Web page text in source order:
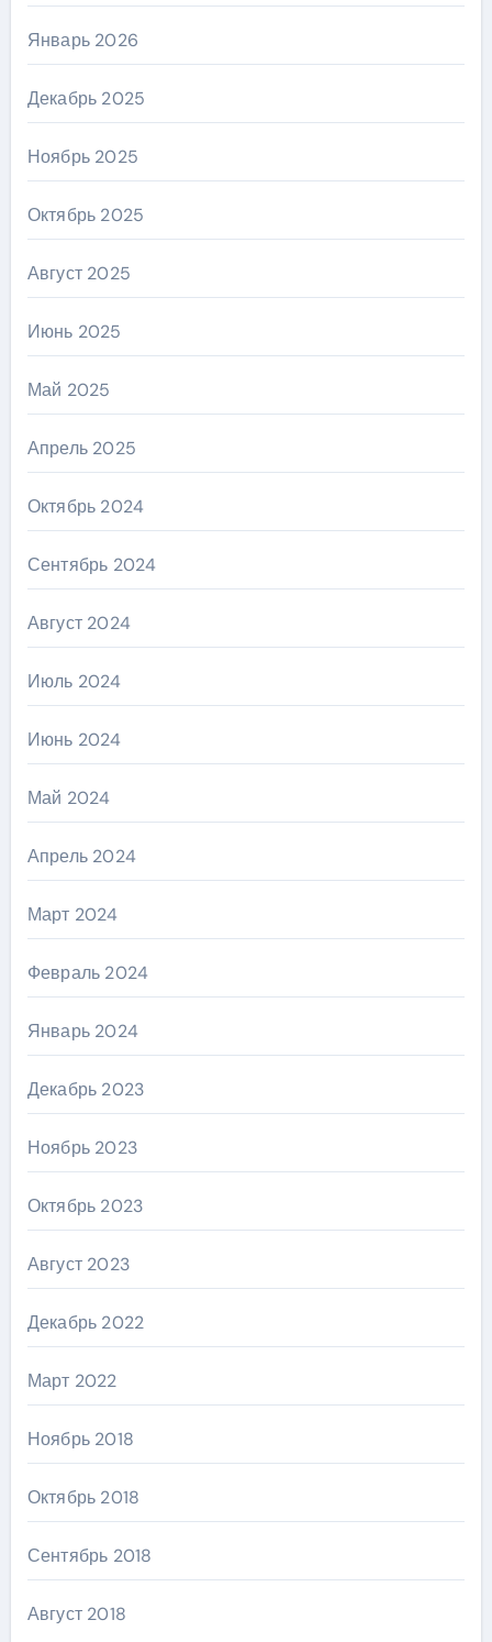
Январь 2026
Декабрь 2025
Ноябрь 2025
Октябрь 2025
Август 2025
Июнь 2025
Май 2025
Апрель 2025
Октябрь 2024
Сентябрь 2024
Август 2024
Июль 2024
Июнь 2024
Май 2024
Апрель 2024
Март 2024
Февраль 2024
Январь 2024
Декабрь 2023
Ноябрь 2023
Октябрь 2023
Август 2023
Декабрь 2022
Март 2022
Ноябрь 2018
Октябрь 2018
Сентябрь 2018
Август 2018